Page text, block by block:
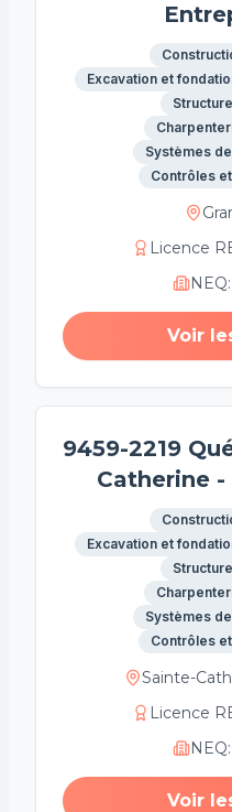
Excavation et
Systèmes
Contrôles
Licence
NEQ:
Voir
9459-2219
Catherine
Excavation et
Systèmes
Contrôles
Sainte-
Licence
NEQ:
Voir